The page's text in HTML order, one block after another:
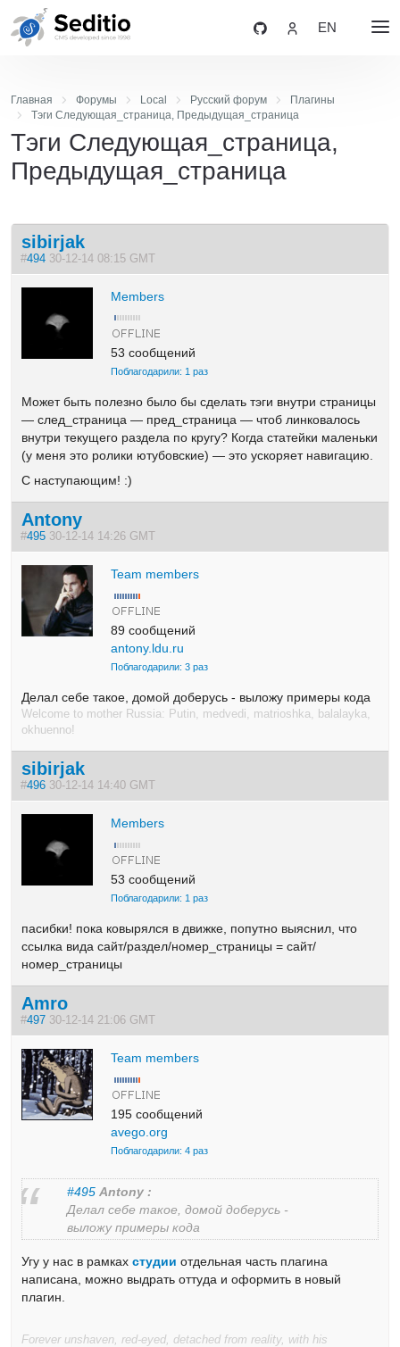
EN
Главная Форумы Local Русский форум
Плагины
Тэги Следующая_страница, Предыдущая_страница
Тэги Следующая_страница,
Предыдущая_страница
sibirjak
#494 30-12-14 08:15 GMT
Members
53 сообщений
Поблагодарили: 1 раз
Может быть полезно было бы сделать тэги внутри страницы
— след_страница — пред_страница — чтоб линковалось
внутри текущего раздела по кругу? Когда статейки маленьки
(у меня это ролики ютубовские) — это ускоряет навигацию.
С наступающим! :)
Antony
#495 30-12-14 14:26 GMT
Team members
89 сообщений
antony.ldu.ru
Поблагодарили: 3 раз
Делал себе такое, домой доберусь - выложу примеры кода
Welcome to mother Russia: Putin, medvedi, matrioshka, balalayka,
okhuenno!
sibirjak
#496 30-12-14 14:40 GMT
Members
53 сообщений
Поблагодарили: 1 раз
пасибки! пока ковырялся в движке, попутно выяснил, что
ссылка вида сайт/раздел/номер_страницы = сайт/
номер_страницы
Amro
#497 30-12-14 21:06 GMT
Team members
195 сообщений
avego.org
Поблагодарили: 4 раз
#495 Antony :
Делал себе такое, домой доберусь -
выложу примеры кода
Угу у нас в рамкахстудии отдельная часть плагина
написана, можно выдрать оттуда и оформить в новый
плагин.
Forever unshaven, red-eyed, detached from reality, with his